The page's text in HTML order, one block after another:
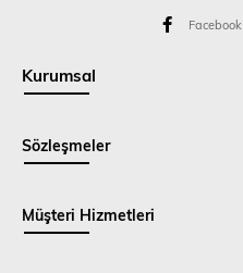
Facebook
Kurumsal
Sözleşmeler
Müşteri Hizmetleri